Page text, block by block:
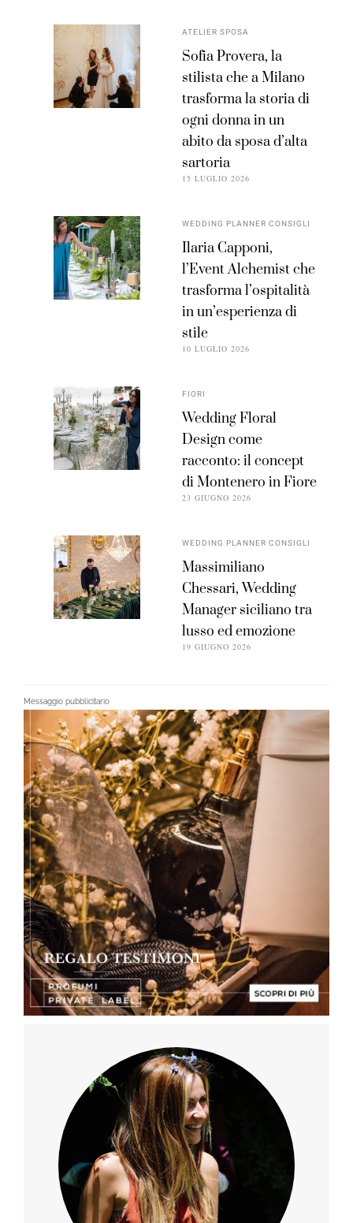
ATELIER SPOSA
Sofia Provera, la
stilista che a Milano
trasforma la storia di
ogni donna in un
abito da sposa d’alta
sartoria
15 LUGLIO 2026
WEDDING PLANNER CONSIGLI
Ilaria Capponi,
l’Event Alchemist che
trasforma l’ospitalità
in un’esperienza di
stile
10 LUGLIO 2026
FIORI
Wedding Floral
Design come
racconto: il concept
di Montenero in Fiore
23 GIUGNO 2026
WEDDING PLANNER CONSIGLI
Massimiliano
Chessari, Wedding
Manager siciliano tra
lusso ed emozione
19 GIUGNO 2026
Messaggio pubblicitario